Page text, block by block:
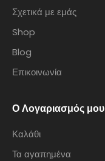
Σχετικά με εμάς
Shop
Blog
Επικοινωνία
Ο Λογαριασμός μου
Καλάθι
Τα αγαπημένα